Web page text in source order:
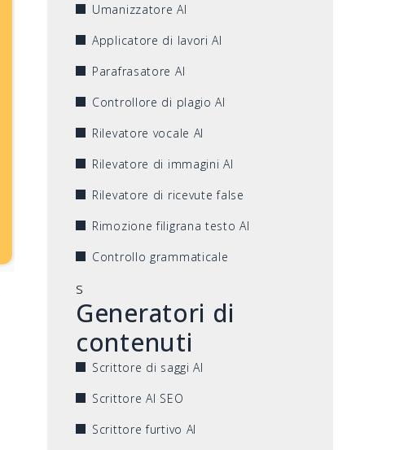
Umanizzatore AI
Applicatore di lavori AI
Parafrasatore AI
Controllore di plagio AI
Rilevatore vocale AI
Rilevatore di immagini AI
Rilevatore di ricevute false
Rimozione filigrana testo AI
Controllo grammaticale
s
Generatori di
contenuti
Scrittore di saggi AI
Scrittore AI SEO
Scrittore furtivo AI